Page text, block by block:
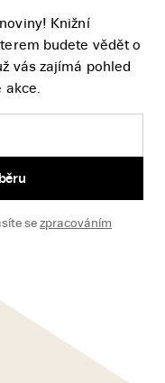
Knižní
budete vědět o
vás zajímá pohled
akce.
se zpracováním